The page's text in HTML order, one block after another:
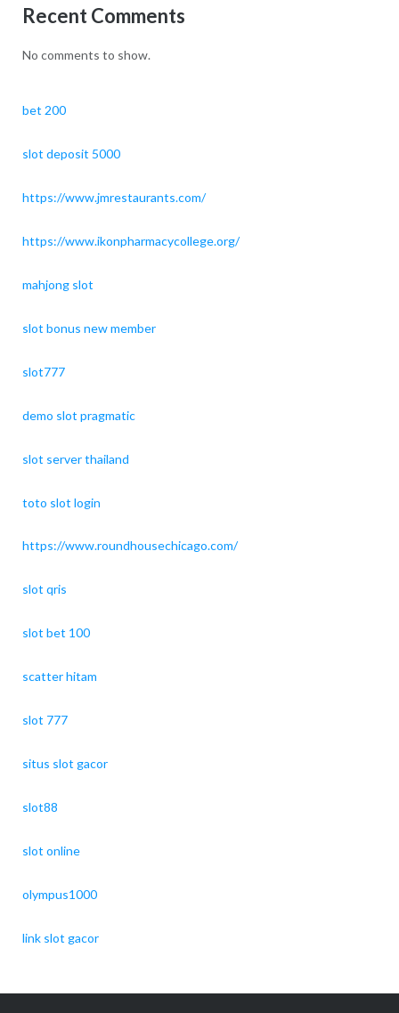
Recent Comments
No comments to show.
bet 200
slot deposit 5000
https://www.jmrestaurants.com/
https://www.ikonpharmacycollege.org/
mahjong slot
slot bonus new member
slot777
demo slot pragmatic
slot server thailand
toto slot login
https://www.roundhousechicago.com/
slot qris
slot bet 100
scatter hitam
slot 777
situs slot gacor
slot88
slot online
olympus1000
link slot gacor